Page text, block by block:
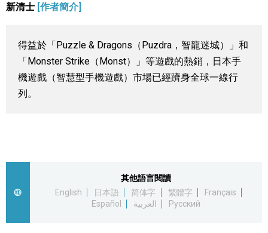
臺灣香港
更多
政治外交
社會
新清士 [作者簡介]
得益於「Puzzle & Dragons（Puzdra，智龍迷城）」和
「Monster Strike（Monst）」等遊戲的熱銷，日本手
機遊戲（智慧型手機遊戲）市場已經躋身全球一線行
列。
其他語言閱讀
English
日本語 简体字 繁體字
Français
Español
العربية Русский